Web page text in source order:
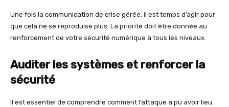
Une fois la communication de crise gérée, il est temps d’agir pour
que cela ne se reproduise plus. La priorité doit être donnée au
renforcement de votre sécurité numérique à tous les niveaux.
Auditer les systèmes et renforcer la
sécurité
Il est essentiel de comprendre comment l’attaque a pu avoir lieu.